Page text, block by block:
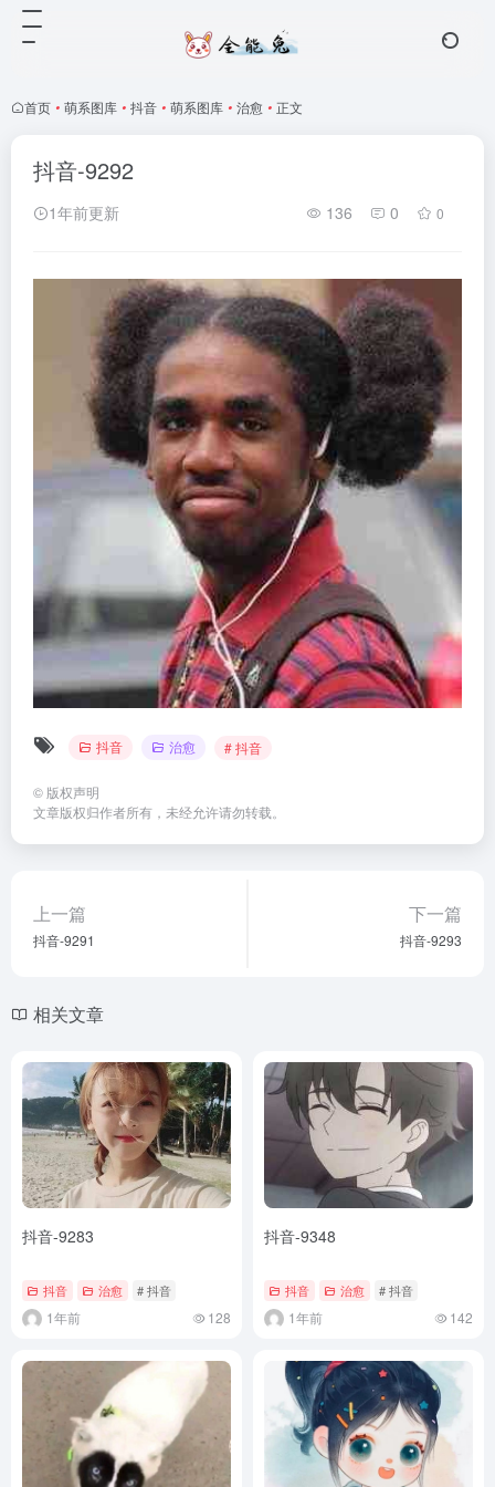
首页 • 萌系图库 • 抖音 • 萌系图库 • 治愈 • 正文
抖音-9292
1年前更新 136 0 0
抖音 治愈 # 抖音
© 版权声明
文章版权归作者所有，未经允许请勿转载。
上一篇
抖音-9291
下一篇
抖音-9293
相关文章
抖音-9283
抖音 治愈 # 抖音
1年前 128
抖音-9348
抖音 治愈 # 抖音
1年前 142